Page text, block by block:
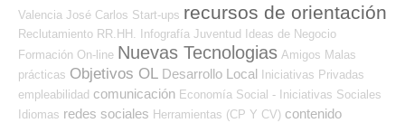
Valencia José Carlos Start-ups recursos de orientación
Reclutamiento RR.HH. Infografía Juventud Ideas de Negocio
Formación On-line Nuevas Tecnologias Amigos Malas
prácticas Objetivos OL Desarrollo Local Iniciativas Privadas
empleabilidad comunicación Economía Social - Iniciativas Sociales
Idiomas redes sociales Herramientas (CP Y CV) contenido